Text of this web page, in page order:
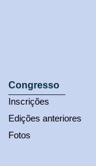
Congresso
Inscrições
Edições anteriores
Fotos